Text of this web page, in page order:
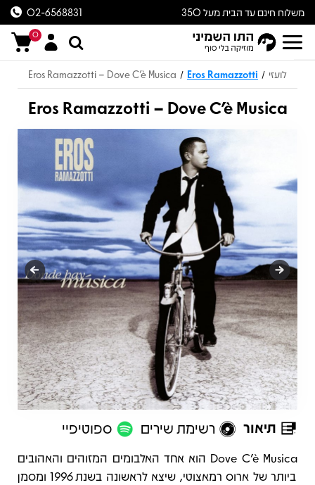
משלוח חינם עד הבית מעל 350
ש״ח
02-6568831
0
לועזי /
Eros Ramazzotti
/
Eros Ramazzotti – Dove C'è Musica
Eros Ramazzotti – Dove C'è Musica
תיאור רשימת שירים ספוטיפיי
תיאור
Dove C’è Musica הוא אחד האלבומים המזוהים והאהובים
ביותר של ארוס רמאצוטי, שיצא לראשונה בשנת 1996 ומסמן